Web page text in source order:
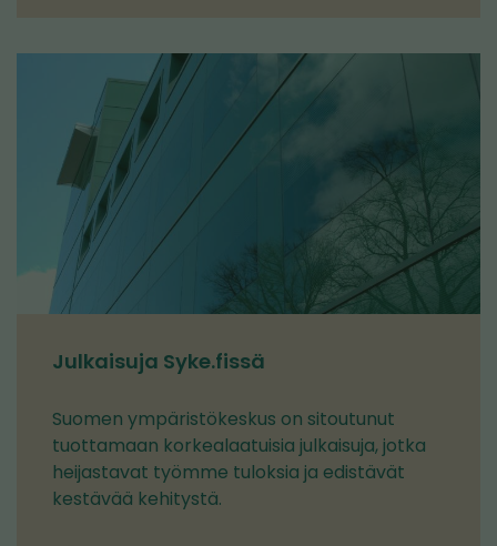
Julkaisuja Syke.fissä
Suomen ympäristökeskus on sitoutunut
tuottamaan korkealaatuisia julkaisuja, jotka
heijastavat työmme tuloksia ja edistävät
kestävää kehitystä.